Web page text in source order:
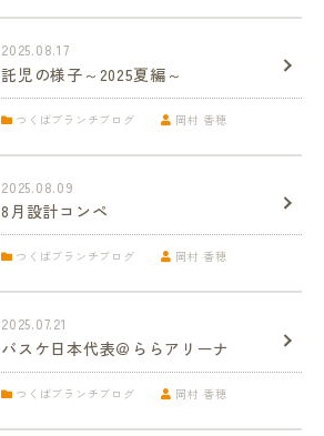
2025.08.17
託児の様子～2025夏編～
つくばブランチブログ 岡村 香穂
2025.08.09
8月設計コンペ
つくばブランチブログ 岡村 香穂
2025.07.21
バスケ日本代表＠ららアリーナ
つくばブランチブログ 岡村 香穂